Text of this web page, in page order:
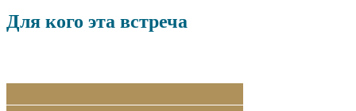
Для кого эта встреча